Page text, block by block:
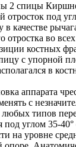
2 спицы
отросток под
в качестве
отростка во
костных
с упорной
в
аппарата
с
типов
углом 35-40°
на уровне